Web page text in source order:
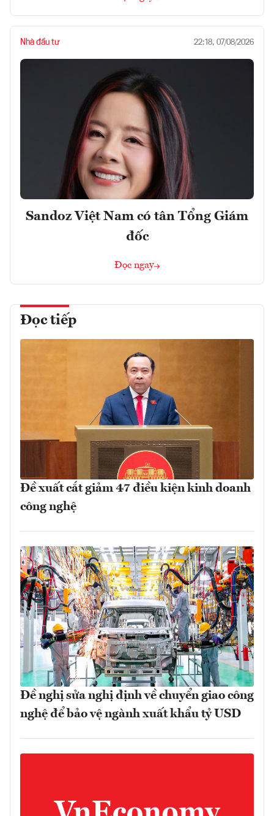
Nhà đầu tư 22:18, 07/08/2026
Sandoz Việt Nam có tân Tổng Giám
đốc
Đọc ngay
Đọc tiếp
Đề xuất cắt giảm 47 điều kiện kinh doanh
công nghệ
Đề nghị sửa nghị định về chuyển giao công
nghệ để bảo vệ ngành xuất khẩu tỷ USD